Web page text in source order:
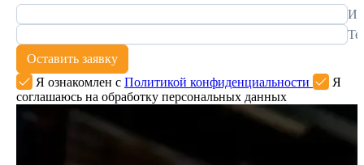
Оставить заявку
Я ознакомлен с Политикой конфиденциальности
Я
соглашаюсь на обработку персональных данных